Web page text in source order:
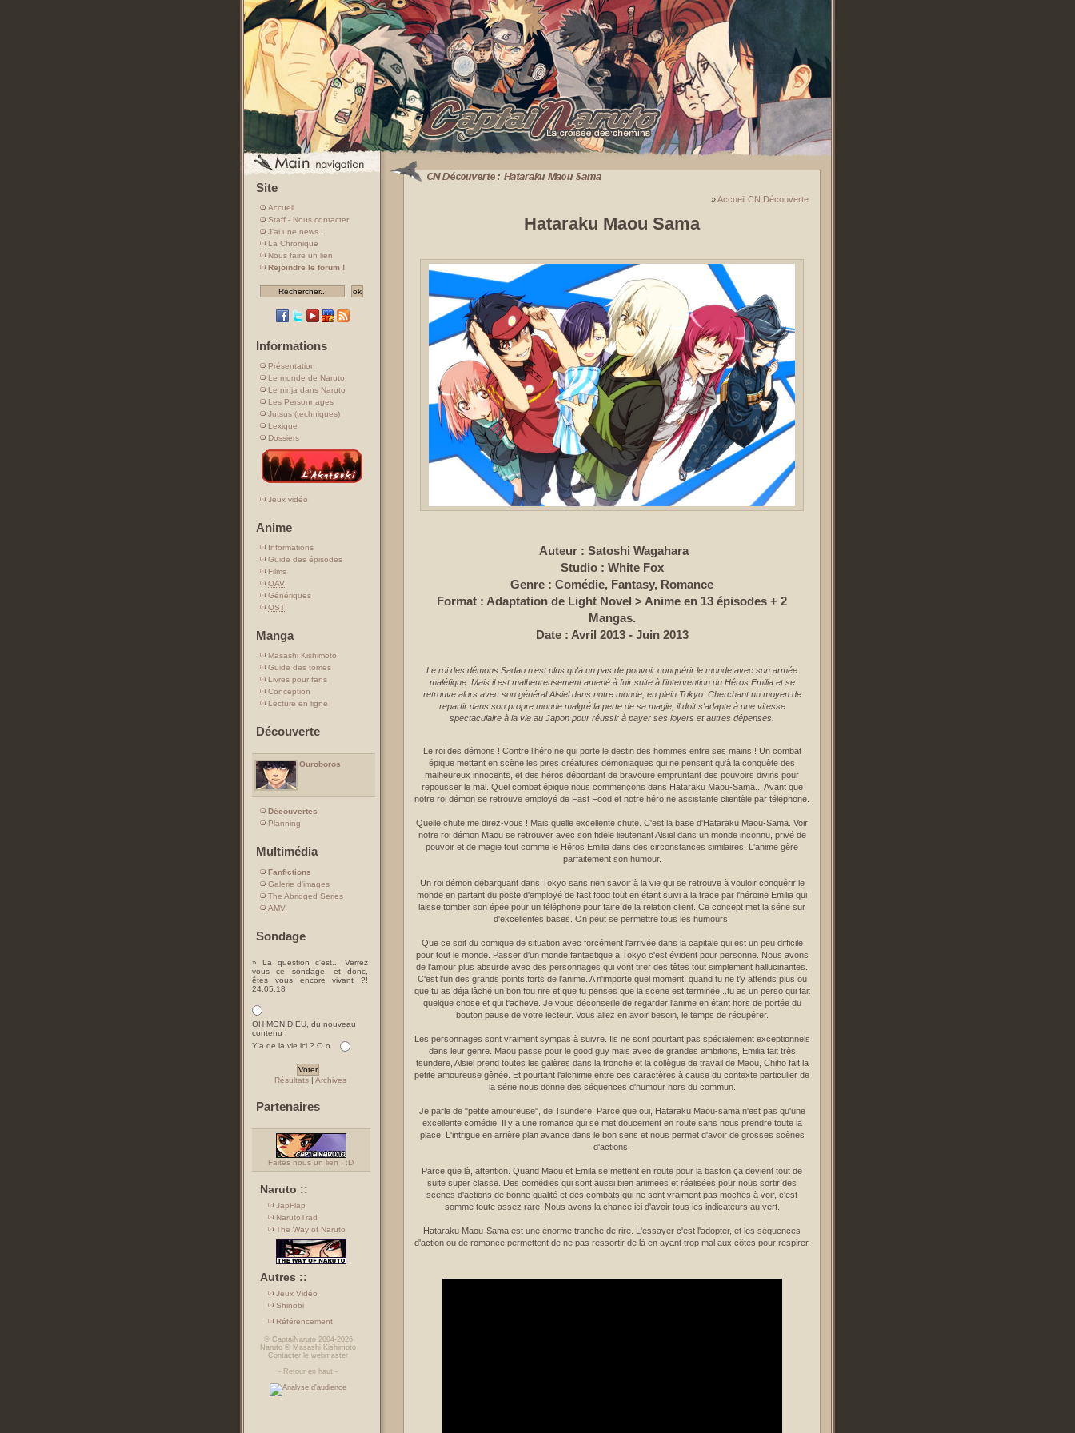
Site
Accueil
Staff - Nous contacter
J'ai une news !
La Chronique
Nous faire un lien
Rejoindre le forum !
Informations
Présentation
Le monde de Naruto
Le ninja dans Naruto
Les Personnages
Jutsus (techniques)
Lexique
Dossiers
Jeux vidéo
Anime
Informations
Guide des épisodes
Films
OAV
Génériques
OST
Manga
Masashi Kishimoto
Guide des tomes
Livres pour fans
Conception
Lecture en ligne
Découverte
Ouroboros
Découvertes
Planning
Multimédia
Fanfictions
Galerie d'images
The Abridged Series
AMV
Sondage
» La question c'est... Verrez
vous ce sondage, et donc,
êtes vous encore vivant ?!
24.05.18
OH MON DIEU, du nouveau
contenu !
Y'a de la vie ici ? O.o
Résultats| Archives
Partenaires
Faites nous un lien ! :D
Naruto ::
JapFlap
NarutoTrad
The Way of Naruto
Autres ::
Jeux Vidéo
Shinobi
Référencement
© CaptaiNaruto2004-2026
Naruto © Masashi Kishimoto
Contacter le webmaster
- Retour en haut -
»Accueil CN Découverte
Hataraku Maou Sama
Auteur : Satoshi Wagahara
Studio : White Fox
Genre : Comédie, Fantasy, Romance
Format : Adaptation de Light Novel > Anime en 13 épisodes + 2
Mangas.
Date : Avril 2013 - Juin 2013
Le roi des démons Sadao n'est plus qu'à un pas de pouvoir conquérir le monde avec son armée
maléfique. Mais il est malheureusement amené à fuir suite à l'intervention du Héros Emilia et se
retrouve alors avec son général Alsiel dans notre monde, en plein Tokyo. Cherchant un moyen de
repartir dans son propre monde malgré la perte de sa magie, il doit s'adapte à une vitesse
spectaculaire à la vie au Japon pour réussir à payer ses loyers et autres dépenses.
Le roi des démons ! Contre l’héroïne qui porte le destin des hommes entre ses mains ! Un combat
épique mettant en scène les pires créatures démoniaques qui ne pensent qu'à la conquête des
malheureux innocents, et des héros débordant de bravoure empruntant des pouvoirs divins pour
repousser le mal. Quel combat épique nous commençons dans Hataraku Maou-Sama... Avant que
notre roi démon se retrouve employé de Fast Food et notre héroïne assistante clientèle par téléphone.
Quelle chute me direz-vous ! Mais quelle excellente chute. C'est la base d'Hataraku Maou-Sama. Voir
notre roi démon Maou se retrouver avec son fidèle lieutenant Alsiel dans un monde inconnu, privé de
pouvoir et de magie tout comme le Héros Emilia dans des circonstances similaires. L'anime gère
parfaitement son humour.
Un roi démon débarquant dans Tokyo sans rien savoir à la vie qui se retrouve à vouloir conquérir le
monde en partant du poste d'employé de fast food tout en étant suivi à la trace par l'héroine Emilia qui
laisse tomber son épée pour un téléphone pour faire de la relation client. Ce concept met la série sur
d'excellentes bases. On peut se permettre tous les humours.
Que ce soit du comique de situation avec forcément l'arrivée dans la capitale qui est un peu difficile
pour tout le monde. Passer d'un monde fantastique à Tokyo c'est évident pour personne. Nous avons
de l'amour plus absurde avec des personnages qui vont tirer des têtes tout simplement hallucinantes.
C'est l'un des grands points forts de l'anime. A n'importe quel moment, quand tu ne t'y attends plus ou
que tu as déjà lâché un bon fou rire et que tu penses que la scène est terminée...tu as un perso qui fait
quelque chose et qui t'achève. Je vous déconseille de regarder l'anime en étant hors de portée du
bouton pause de votre lecteur. Vous allez en avoir besoin, le temps de récupérer.
Les personnages sont vraiment sympas à suivre. Ils ne sont pourtant pas spécialement exceptionnels
dans leur genre. Maou passe pour le good guy mais avec de grandes ambitions, Emilia fait très
tsundere, Alsiel prend toutes les galères dans la tronche et la collègue de travail de Maou, Chiho fait la
petite amoureuse gênée. Et pourtant l'alchimie entre ces caractères à cause du contexte particulier de
la série nous donne des séquences d'humour hors du commun.
Je parle de "petite amoureuse", de Tsundere. Parce que oui, Hataraku Maou-sama n'est pas qu'une
excellente comédie. Il y a une romance qui se met doucement en route sans nous prendre toute la
place. L'intrigue en arrière plan avance dans le bon sens et nous permet d'avoir de grosses scènes
d'actions.
Parce que là, attention. Quand Maou et Emila se mettent en route pour la baston ça devient tout de
suite super classe. Des comédies qui sont aussi bien animées et réalisées pour nous sortir des
scènes d'actions de bonne qualité et des combats qui ne sont vraiment pas moches à voir, c'est
somme toute assez rare. Nous avons la chance ici d'avoir tous les indicateurs au vert.
Hataraku Maou-Sama est une énorme tranche de rire. L'essayer c'est l'adopter, et les séquences
d'action ou de romance permettent de ne pas ressortir de là en ayant trop mal aux côtes pour respirer.